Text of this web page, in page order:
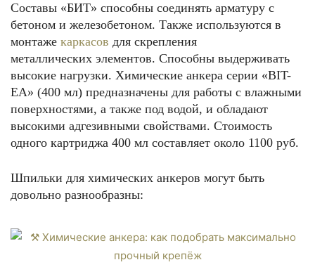
Составы «БИТ» способны соединять арматуру с
бетоном и железобетоном. Также используются в
монтаже каркасов для скрепления
металлических элементов. Способны выдерживать
высокие нагрузки. Химические анкера серии «BIT-
ЕA» (400 мл) предназначены для работы с влажными
поверхностями, а также под водой, и обладают
высокими адгезивными свойствами. Стоимость
одного картриджа 400 мл составляет около 1100 руб.
Шпильки для химических анкеров могут быть
довольно разнообразны: